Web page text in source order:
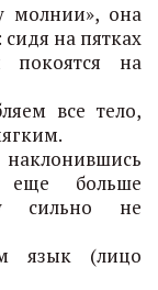
молнии», она
на пятках
на
все тело,
еще больше
сильно не
язык (лицо